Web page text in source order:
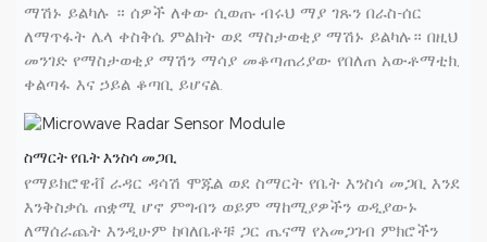
ማሽኑ ይልካሉ ። ሰዎች ለቀው ሲወጡ ብሩህ ማያ ገጹን በራስ-ሰር
ለማጥፋት ሌላ ቀስቅሴ ምልክት ወደ ማስታወቂያ ማሽኑ ይልካሉ። በዚህ
መንገድ የማስታወቂያ ማሽን ማሳያ መቆጣጠሪያው የበለጠ አውቶማቲክ,
ቀልጣፋ እና ኃይል ቆጣቢ ይሆናል.
ስማርት የቤት እንስሳ መጋቢ
የማይክሮዌቭ ራዳር ዳሳሽ ሞጁል ወደ ስማርት የቤት እንስሳ መጋቢ እንደ
እንቅስቃሴ ጠቋሚ ሆኖ ምግብን ወይም ማከሚያዎችን ወዲያውኑ
ለማሰራጨት እንዲሁም ከባለቤቶቹ ጋር ጤናማ የአመጋገብ ምክሮችን